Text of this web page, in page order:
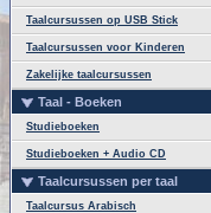
Taalcursussen op USB Stick
Taalcursussen voor Kinderen
Zakelijke taalcursussen
Taal - Boeken
Studieboeken
Studieboeken + Audio CD
Taalcursussen per taal
Taalcursus Arabisch